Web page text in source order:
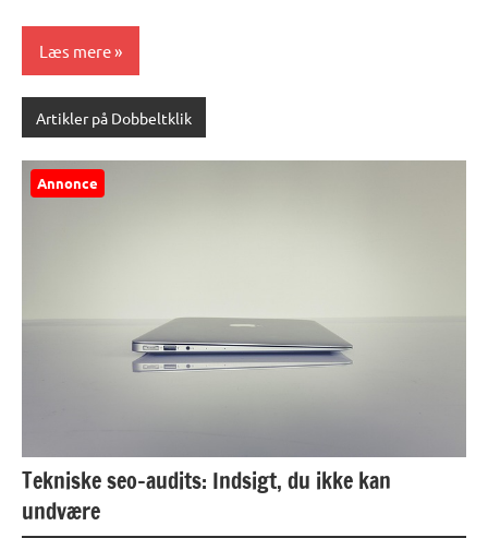
Læs mere
Artikler på Dobbeltklik
Annonce
Tekniske seo-audits: Indsigt, du ikke kan
undvære